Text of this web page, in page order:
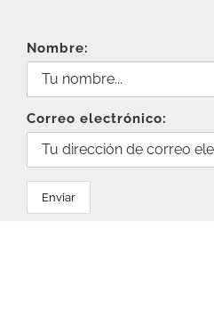
Nombre:
Correo electrónico: